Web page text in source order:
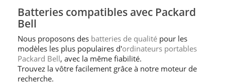
Batteries compatibles avec Packard
Bell
Nous proposons des batteries de qualité pour les
modèles les plus populaires d'ordinateurs portables
Packard Bell, avec la même fiabilité.
Trouvez la vôtre facilement grâce à notre moteur de
recherche.